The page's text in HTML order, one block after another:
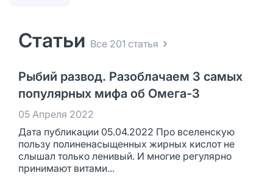
Статьи Все 201 статья
Рыбий развод. Разоблачаем 3 самых
популярных мифа об Омега-3
05 Апреля 2022
Дата публикации 05.04.2022 Про вселенскую
пользу полиненасыщенных жирных кислот не
слышал только ленивый. И многие регулярно
принимают витами...